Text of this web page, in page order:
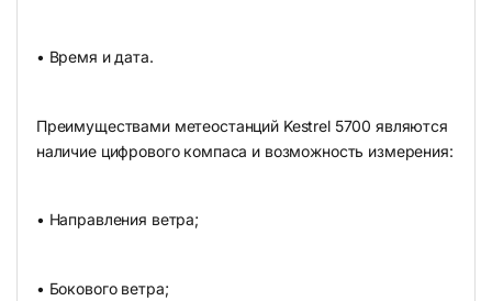
• Время и дата.
Преимуществами метеостанций Kestrel 5700 являются
наличие цифрового компаса и возможность измерения:
• Направления ветра;
• Бокового ветра;